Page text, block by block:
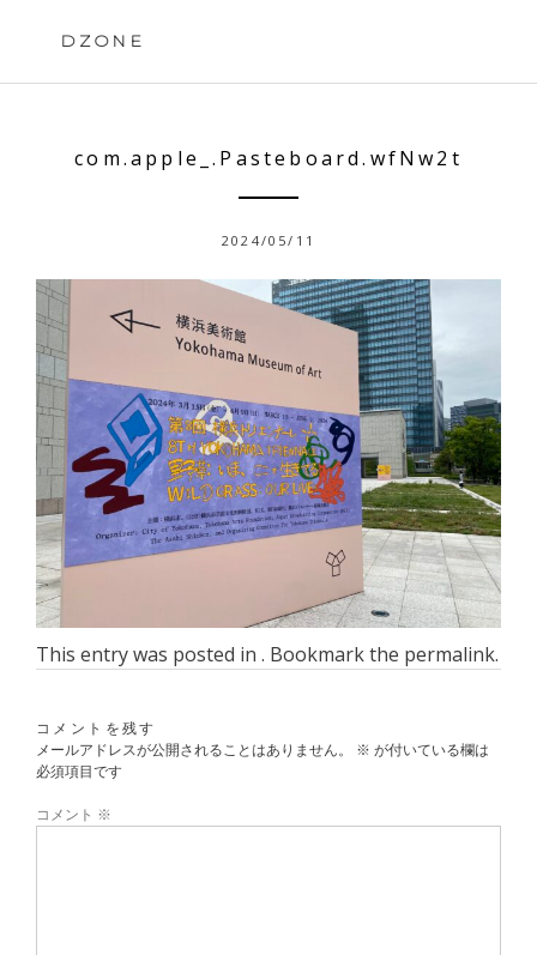
DZONE
com.apple_.Pasteboard.wfNw2t
2024/05/11
This entry was posted in . Bookmark the permalink.
コメントを残す
メールアドレスが公開されることはありません。
※ が付いている欄は
必須項目です
コメント ※